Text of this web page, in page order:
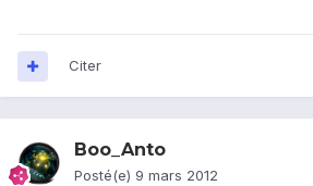
Citer
Boo_Anto
Posté(e) 9 mars 2012